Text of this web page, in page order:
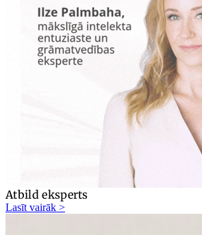
Atbild eksperts
Lasīt vairāk >